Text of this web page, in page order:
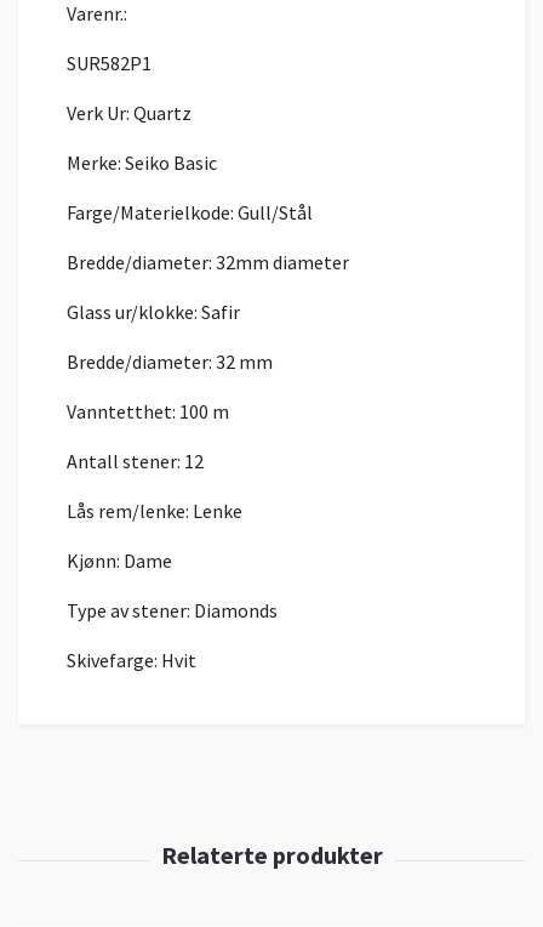
Varenr.:
SUR582P1
Verk Ur: Quartz
Merke: Seiko Basic
Farge/Materielkode: Gull/Stål
Bredde/diameter: 32mm diameter
Glass ur/klokke: Safir
Bredde/diameter: 32 mm
Vanntetthet: 100 m
Antall stener: 12
Lås rem/lenke: Lenke
Kjønn: Dame
Type av stener: Diamonds
Skivefarge: Hvit